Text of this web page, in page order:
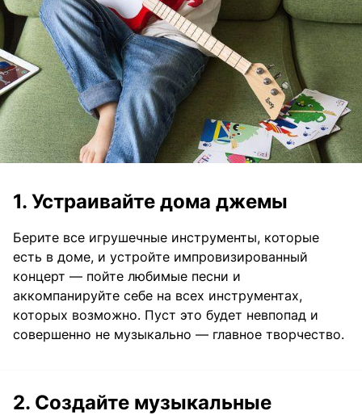
1. Устраивайте дома джемы
Берите все игрушечные инструменты, которые
есть в доме, и устройте импровизированный
концерт — пойте любимые песни и
аккомпанируйте себе на всех инструментах,
которых возможно. Пуст это будет невпопад и
совершенно не музыкально — главное творчество.
2. Создайте музыкальные